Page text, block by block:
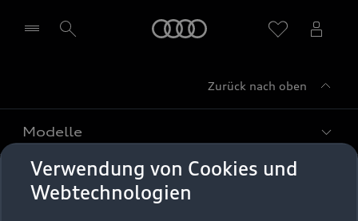
Zurück nach oben
Modelle
Alle Modelle
Kaufen & leasen
Verwendung von Cookies und
Webtechnologien